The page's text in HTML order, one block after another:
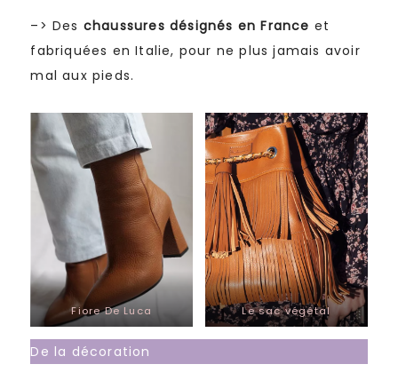
–> Des chaussures désignés en France et
fabriquées en Italie, pour ne plus jamais avoir
mal aux pieds.
Fiore De Luca Le sac végétal
De la décoration